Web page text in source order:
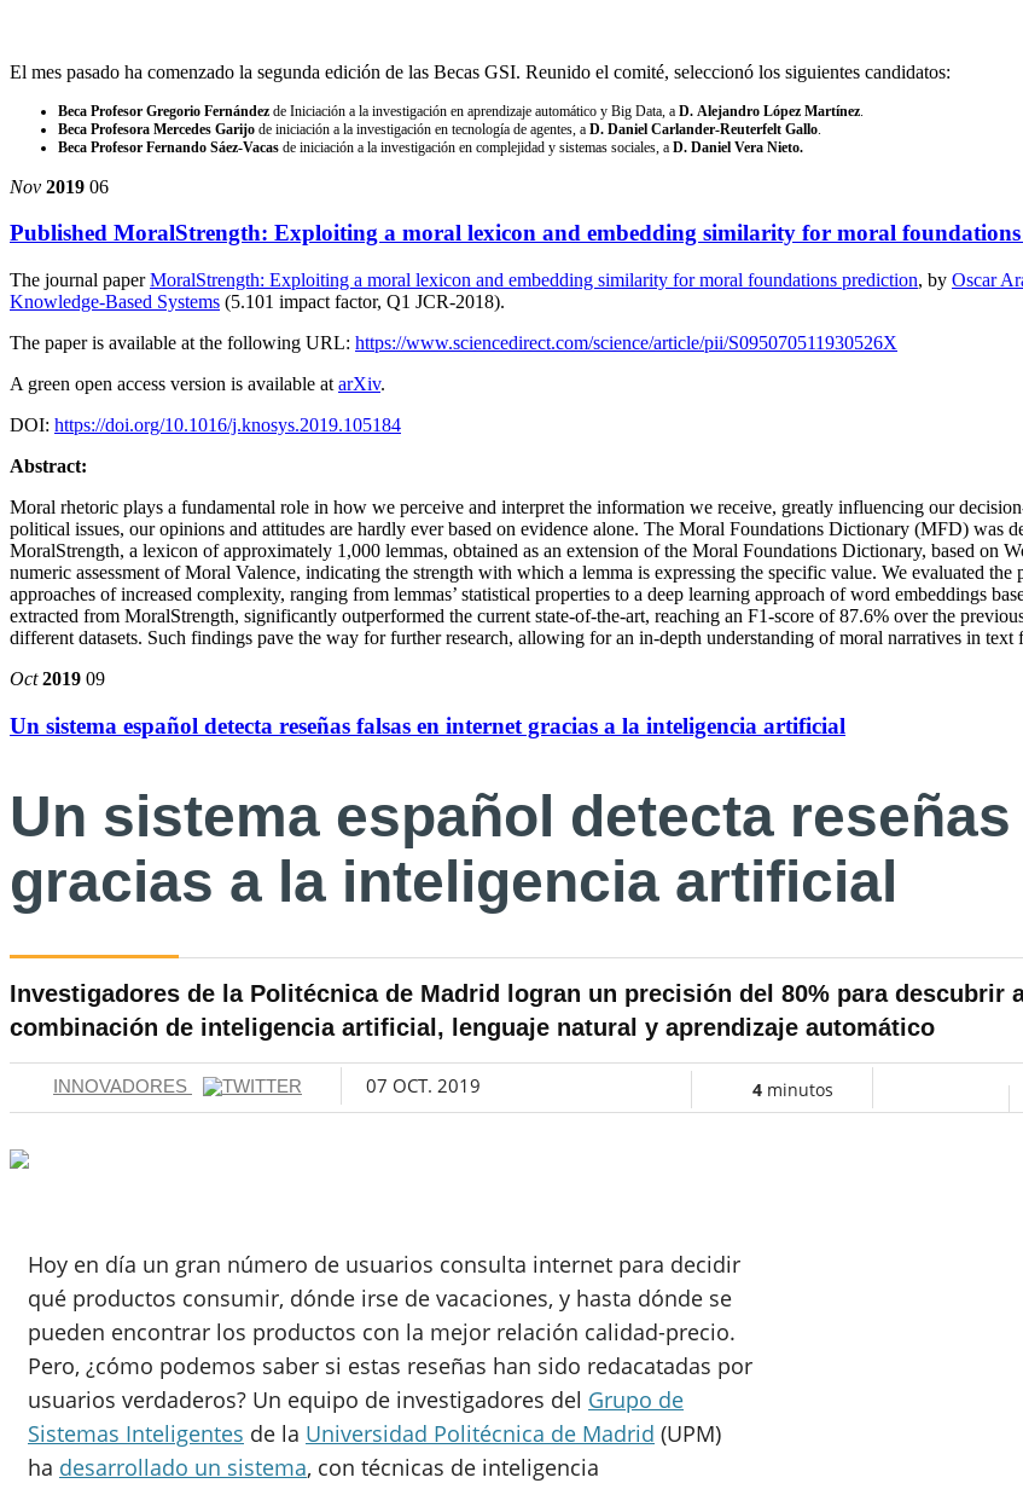
El mes pasado ha comenzado la segunda edición de las Becas GSI. Reunido el comité, seleccionó los siguientes candidatos:
Beca Profesor Gregorio Fernández de Iniciación a la investigación en aprendizaje automático y Big Data, a D. Alejandro López Martínez
Beca Profesora Mercedes Garijo de iniciación a la investigación en tecnología de agentes, a D. Daniel Carlander-Reuterfelt Gallo
Beca Profesor Fernando Sáez-Vacas de iniciación a la investigación en complejidad y sistemas sociales, a D. Daniel Vera Nieto.
Nov 2019 06
Published MoralStrength: Exploiting a moral lexicon and embedding similarity for moral
The journal paperMoralStrength: Exploiting a moral lexicon and embedding similarity for moral foundations prediction, by Oscar
Knowledge-Based Systems (5.101 impact factor, Q1 JCR-2018).
The paper is available at the following URL: https://www.sciencedirect.com/science/article/pii/S095070511930526X
A green open access version is available at arXiv.
DOI: https://doi.org/10.1016/j.knosys.2019.105184
Abstract:
Moral rhetoric plays a fundamental role in how we perceive and interpret the information we receive, greatly influencing our
political issues, our opinions and attitudes are hardly ever based on evidence alone. The Moral Foundations Dictionary (MFD) was
MoralStrength, a lexicon of approximately 1,000 lemmas, obtained as an extension of the Moral Foundations Dictionary, based on
numeric assessment of Moral Valence, indicating the strength with which a lemma is expressing the specific value. We evaluated
approaches of increased complexity, ranging from lemmas’ statistical properties to a deep learning approach of word embeddings
extracted from MoralStrength, significantly outperformed the current state-of-the-art, reaching an F1-score of 87.6% over the
different datasets. Such findings pave the way for further research, allowing for an in-depth understanding of moral narratives in text
Oct 2019 09
Un sistema español detecta reseñas falsas en internet gracias a la inteligencia artificial
Un sistema español detecta
gracias a la inteligencia artificial
Investigadores de la Politécnica de Madrid logran un precisión del 80% para descubrir
combinación de inteligencia artificial, lenguaje natural y aprendizaje automático
INNOVADORES 07 OCT. 2019 4 minutos
Hoy en día un gran número de usuarios consulta internet para decidir
qué productos consumir, dónde irse de vacaciones, y hasta dónde se
pueden encontrar los productos con la mejor relación calidad-precio.
Pero, ¿cómo podemos saber si estas reseñas han sido redacatadas por
usuarios verdaderos? Un equipo de investigadores del Grupo de
Sistemas Inteligentes de la Universidad Politécnica de Madrid (UPM)
ha desarrollado un sistema, con técnicas de inteligencia